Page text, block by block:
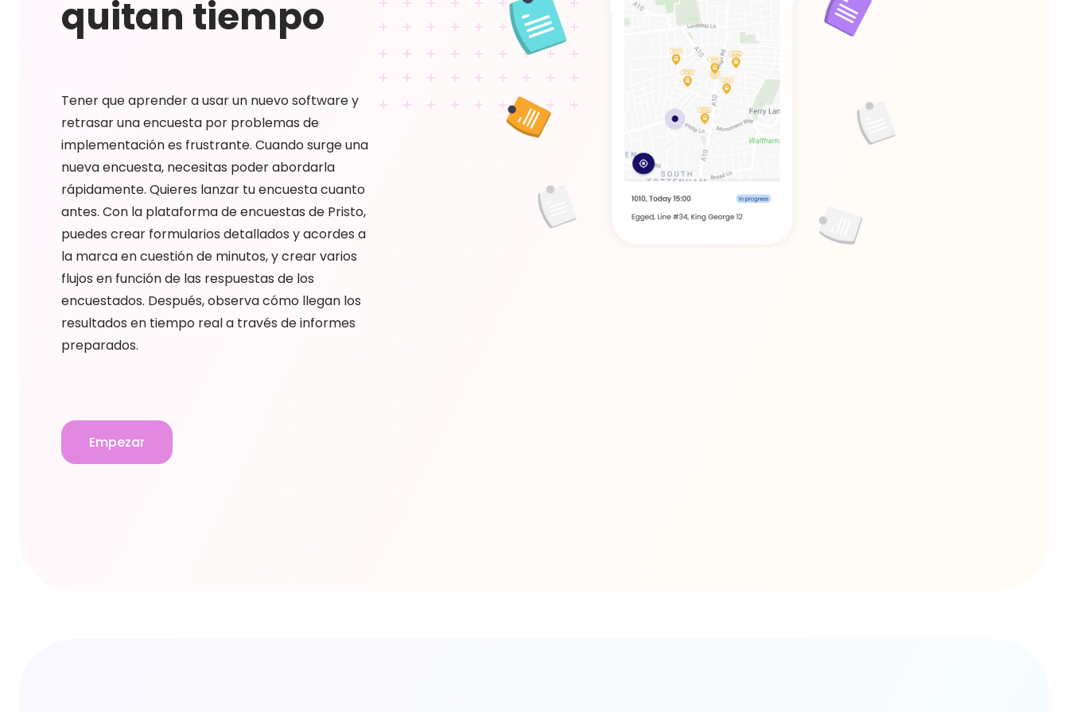
quitan tiempo
Tener que aprender a usar un nuevo software y
retrasar una encuesta por problemas de
implementación es frustrante. Cuando surge una
nueva encuesta, necesitas poder abordarla
rápidamente. Quieres lanzar tu encuesta cuanto
antes. Con la plataforma de encuestas de Pristo,
puedes crear formularios detallados y acordes a
la marca en cuestión de minutos, y crear varios
flujos en función de las respuestas de los
encuestados. Después, observa cómo llegan los
resultados en tiempo real a través de informes
preparados.
Empezar